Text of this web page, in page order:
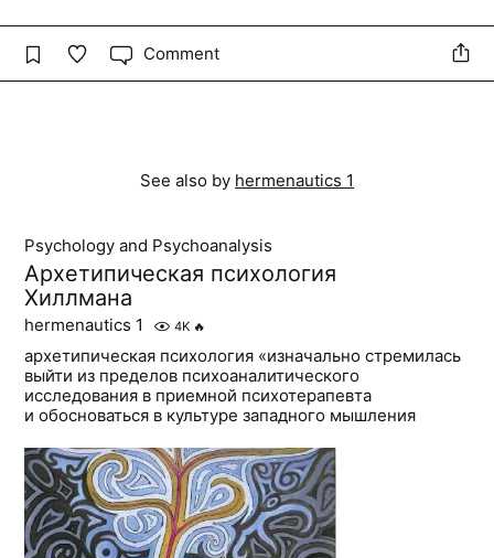
Comment
See also by hermenautics 1
Psychology and Psychoanalysis
Архетипическая психология
Хиллмана
hermenautics 1 4K 🔥
архетипическая психология «изначально стремилась
выйти из пределов психоаналитического
исследования в приемной психотерапевта
и обосноваться в культуре западного мышления